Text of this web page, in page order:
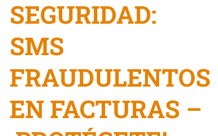
SEGURIDAD:
SMS
FRAUDULENTOS
EN FACTURAS –